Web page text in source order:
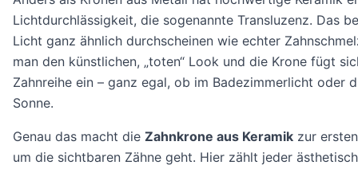
Lichtdurchlässigkeit, die sogenannte Transluzenz. Das
Licht ganz ähnlich durchscheinen wie echter
man den künstlichen, „toten“ Look und die Krone fügt
Zahnreihe ein – ganz egal, ob im Badezimmerlicht oder
Sonne.
Genau das macht die Zahnkrone aus Keramik zur
um die sichtbaren Zähne geht. Hier zählt jeder